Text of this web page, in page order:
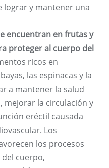
lograr y mantener una
encuentran en frutas y
proteger al cuerpo del
ricos en
las espinacas y la
a mantener la salud
mejorar la circulación y
eréctil causada
Los
los procesos
cuerpo,